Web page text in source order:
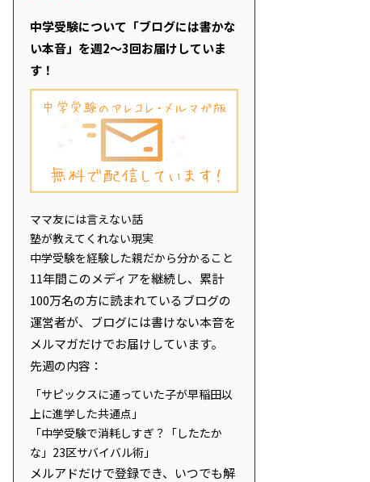
中学受験について「ブログには書かな
い本音」を週2～3回お届けしていま
す！
ママ友には言えない話
塾が教えてくれない現実
中学受験を経験した親だから分かること
11年間このメディアを継続し、累計
100万名の方に読まれているブログの
運営者が、ブログには書けない本音を
メルマガだけでお届けしています。
先週の内容：
「サピックスに通っていた子が早稲田以
上に進学した共通点」
「中学受験で消耗しすぎ？「したたか
な」23区サバイバル術」
メルアドだけで登録でき、いつでも解